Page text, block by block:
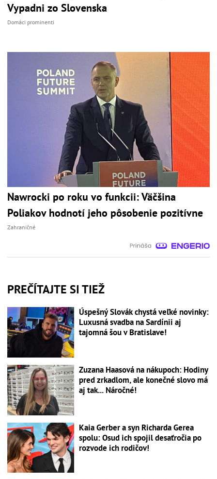
Vypadni zo Slovenska
Domáci prominenti
Nawrocki po roku vo funkcii: Väčšina
Poliakov hodnotí jeho pôsobenie pozitívne
Zahraničné
PREČÍTAJTE SI TIEŽ
Úspešný Slovák chystá veľké novinky:
Luxusná svadba na Sardínii aj
tajomná šou v Bratislave!
Zuzana Haasová na nákupoch: Hodiny
pred zrkadlom, ale konečné slovo má
aj tak... Náročné!
Kaia Gerber a syn Richarda Gerea
spolu: Osud ich spojil desaťročia po
rozvode ich rodičov!